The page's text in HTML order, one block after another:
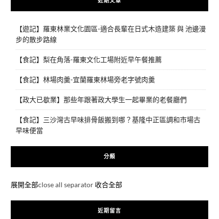
【遊記】羅東林業文化園區-適合長輩在日式木造建築 與 池邊漫
步的散步路線
【食記】梨在角落-羅東文化工場附近早午餐推薦
【食記】林場肉羹-宜蘭羅東林場旁老字號肉羹
【政大已歇業】那些年跟著政大學生一起畢業的老餐廳們
【食記】三沙灣古早味排骨飯搬到哪？基隆中正區調和市場古
早味便當
分類
展開全部close all separator 收合全部
近期留言